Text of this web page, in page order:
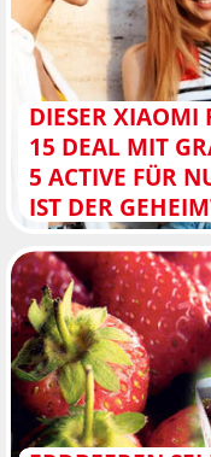
DIESER XIAOMI
15 DEAL MIT
5 ACTIVE FÜR
IST DER